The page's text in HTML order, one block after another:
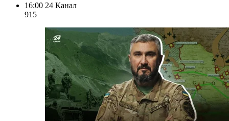
16:00 24 Канал
915